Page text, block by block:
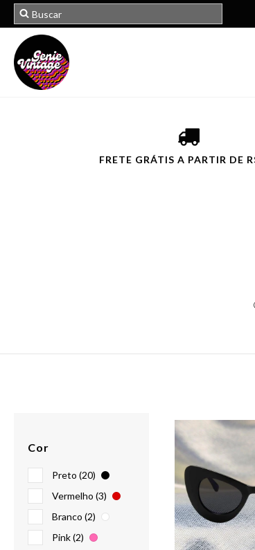
FRETE GRÁTIS A PARTIR DE
Cor
Preto (20)
Vermelho (3)
Branco (2)
Pink (2)